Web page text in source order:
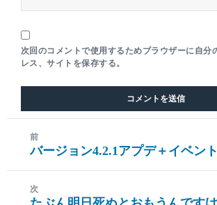
次回のコメントで使用するためブラウザーに自分
レス、サイトを保存する。
前
前
投
稿:
バージョン4.2.1アプデ＋イベン
次